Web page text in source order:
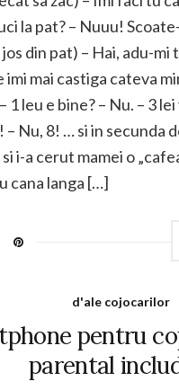
la pat? – Nuuu!
jos din pat) – Hai, adu-mi
imi mai castiga cateva
1 leu e bine? – Nu. – 3
– Nu, 8! … si in secunda
i-a cerut mamei o
cana langa […]
d'ale cojocarilor
pentru
parental